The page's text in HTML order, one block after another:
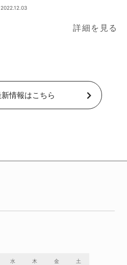
2022.12.03
詳細を見る
情報はこちら
水 木 金 土